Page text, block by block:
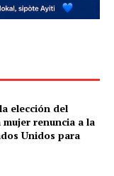
elección del
renuncia a la
Unidos para